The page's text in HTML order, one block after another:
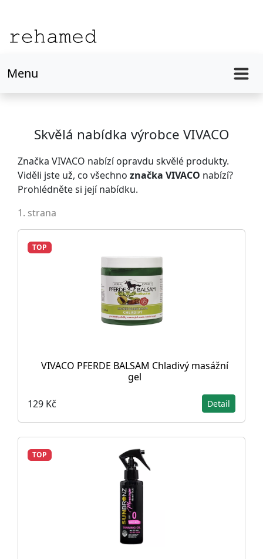
Menu
Skvělá nabídka výrobce VIVACO
Značka VIVACO nabízí opravdu skvělé produkty.
Viděli jste už, co všechno značka VIVACO nabízí?
Prohlédněte si její nabídku.
1. strana
TOP
VIVACO PFERDE BALSAM Chladivý masážní
gel
129 Kč Detail
TOP